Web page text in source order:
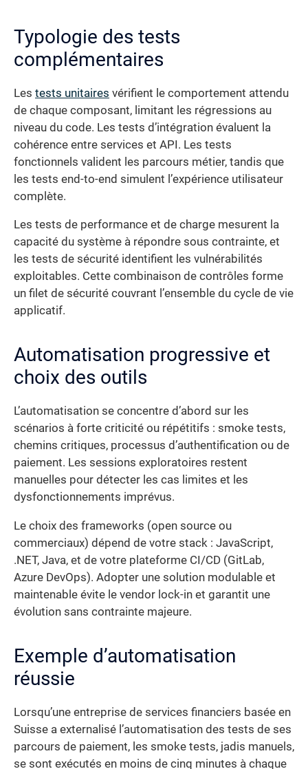
Typologie des tests
complémentaires
Les tests unitaires vérifient le comportement attendu
de chaque composant, limitant les régressions au
niveau du code. Les tests d’intégration évaluent la
cohérence entre services et API. Les tests
fonctionnels valident les parcours métier, tandis que
les tests end-to-end simulent l’expérience utilisateur
complète.
Les tests de performance et de charge mesurent la
capacité du système à répondre sous contrainte, et
les tests de sécurité identifient les vulnérabilités
exploitables. Cette combinaison de contrôles forme
un filet de sécurité couvrant l’ensemble du cycle de vie
applicatif.
Automatisation progressive et
choix des outils
L’automatisation se concentre d’abord sur les
scénarios à forte criticité ou répétitifs : smoke tests,
chemins critiques, processus d’authentification ou de
paiement. Les sessions exploratoires restent
manuelles pour détecter les cas limites et les
dysfonctionnements imprévus.
Le choix des frameworks (open source ou
commerciaux) dépend de votre stack : JavaScript,
.NET, Java, et de votre plateforme CI/CD (GitLab,
Azure DevOps). Adopter une solution modulable et
maintenable évite le vendor lock-in et garantit une
évolution sans contrainte majeure.
Exemple d’automatisation
réussie
Lorsqu’une entreprise de services financiers basée en
Suisse a externalisé l’automatisation des tests de ses
parcours de paiement, les smoke tests, jadis manuels,
se sont exécutés en moins de cinq minutes à chaque